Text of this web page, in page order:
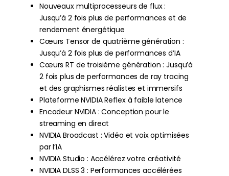
Nouveaux multiprocesseurs de flux :
Jusqu’à 2 fois plus de performances et de
rendement énergétique
Cœurs Tensor de quatrième génération :
Jusqu’à 2 fois plus de performances d’IA
Cœurs RT de troisième génération : Jusqu’à
2 fois plus de performances de ray tracing
et des graphismes réalistes et immersifs
Plateforme NVIDIA Reflex à faible latence
Encodeur NVIDIA : Conception pour le
streaming en direct
NVIDIA Broadcast : Vidéo et voix optimisées
par l’IA
NVIDIA Studio : Accélérez votre créativité
NVIDIA DLSS 3 : Performances accélérées